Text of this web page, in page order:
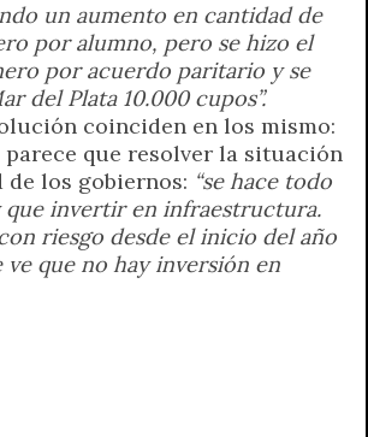
un aumento en cantidad de
por alumno, pero se hizo el
por acuerdo paritario y se
del Plata 10.000 cupos”.
coinciden en los mismo:
parece que resolver la situación
los gobiernos: “se hace todo
invertir en infraestructura.
riesgo desde el inicio del año
ve que no hay inversión en